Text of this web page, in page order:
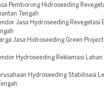
Pemborong Hidroseeding
Tengah
Jasa Hydroseeding Revegetasi
Jasa Hidroseeding Green
Hydroseeding Reklamasi
Hydroseeding Stabilisasi